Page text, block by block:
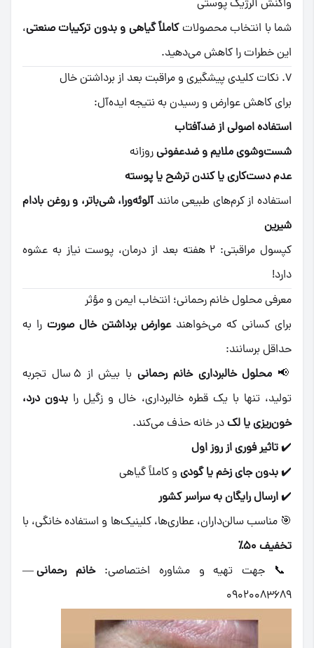
واکنش آلرژیک پوستی
شما با انتخاب محصولاتکاملاً گیاهی و بدون ترکیبات صنعتی،
این خطرات را کاهش می‌دهید.
۷. نکات کلیدی پیشگیری و مراقبت بعد از برداشتن خال
برای کاهش عوارض و رسیدن به نتیجه ایده‌آل:
استفاده اصولی از ضدآفتاب
شست‌و‌شوی ملایم و ضدعفونیروزانه
عدم دست‌کاری یا کندن ترشح یا پوسته
استفاده از کرم‌های طبیعی مانندآلوئه‌ورا، شی‌باتر، و روغن بادام
شیرین
کپسول مراقبتی: ۲ هفته بعد از درمان، پوست نیاز به عشوه
دارد!
معرفی محلول خانم رحمانی؛ انتخاب ایمن و مؤثر
برای کسانی که می‌خواهندعوارض برداشتن خال صورت را به
حداقل برسانند:
📢 محلول خالبرداری خانم رحمانی
با بیش از ۵ سال تجربه
تولید، تنها با یک قطره خالبرداری، خال و زگیل را بدون درد،
خون‌ریزی یا لکدر خانه حذف می‌کند.
✔️تاثیر فوری از روز اول
✔️بدون جای زخم یا گودی و کاملاً گیاهی
✔️ارسال رایگان به سراسر کشور
🎯 مناسب سالن‌داران، عطاری‌ها، کلینیک‌ها و استفاده خانگی، با
تخفیف ۵۰٪
📞 جهت تهیه و مشاوره اختصاصی:خانم رحمانی—
۰۹۰۲۰۰۸۳۶۸۹